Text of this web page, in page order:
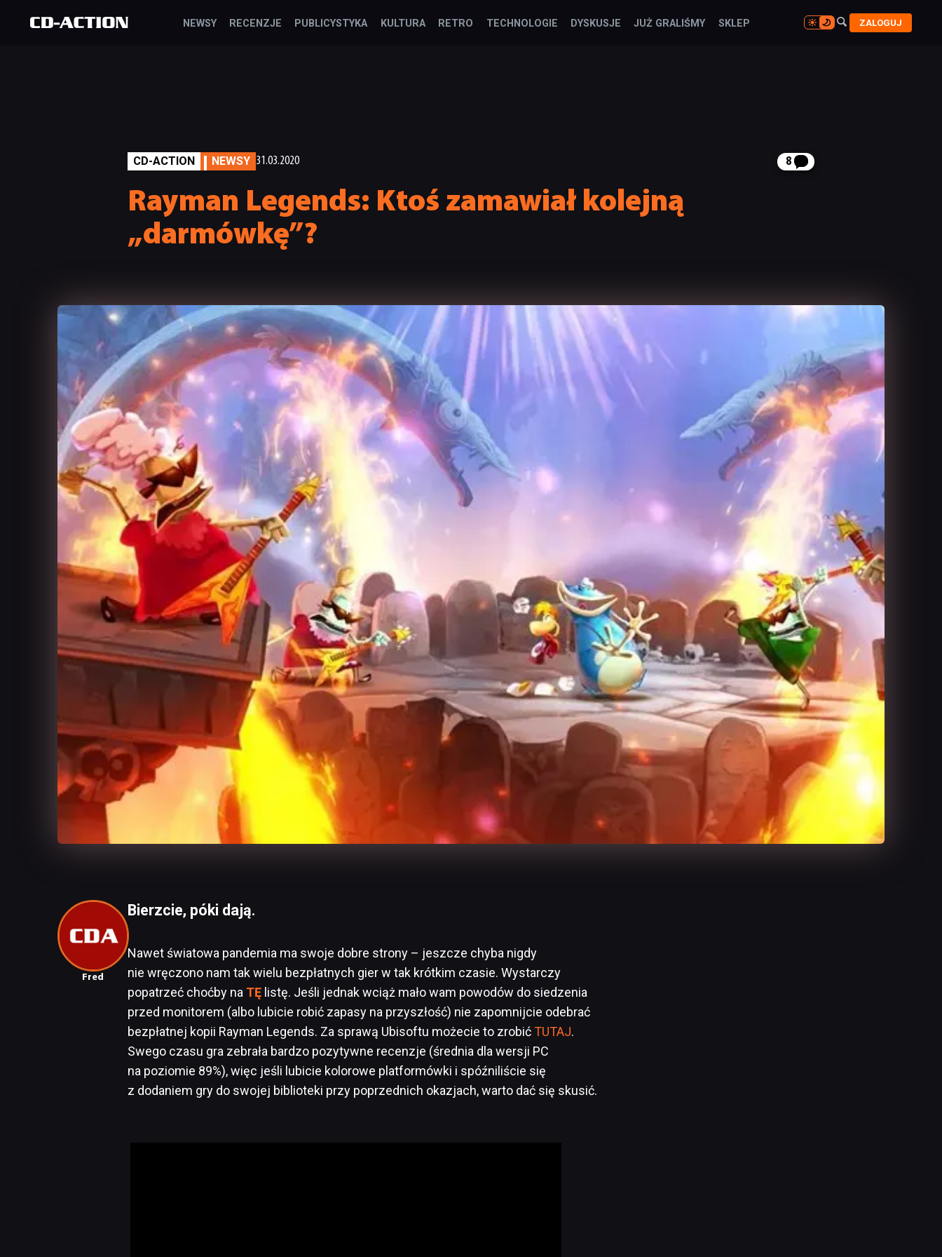
NEWSY RECENZJE PUBLICYSTYKA KULTURA RETRO TECHNOLOGIE DYSKUSJE JUŻ GRALIŚMY SKLEP 
 ZALOGUJ
CD-ACTION NEWSY 31.03.2020 8
Rayman Legends: Ktoś zamawiał kolejną
„darmówkę”?
Fred
Bierzcie, póki dają.
Nawet światowa pandemia ma swoje dobre strony – jeszcze chyba nigdy
nie wręczono nam tak wielu bezpłatnych gier w tak krótkim czasie. Wystarczy
popatrzeć choćby na TĘ listę. Jeśli jednak wciąż mało wam powodów do siedzenia
przed monitorem (albo lubicie robić zapasy na przyszłość) nie zapomnijcie odebrać
bezpłatnej kopii Rayman Legends. Za sprawą Ubisoftu możecie to zrobićTUTAJ.
Swego czasu gra zebrała bardzo pozytywne recenzje (średnia dla wersji PC
na poziomie 89%), więc jeśli lubicie kolorowe platformówki i spóźniliście się
z dodaniem gry do swojej biblioteki przy poprzednich okazjach, warto dać się skusić.